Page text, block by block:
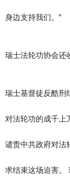
身边支持我们。”
瑞士法轮功协会还
瑞士基督徒反酷刑
对法轮功的成千上
谴责中共政府对法
求结束这场迫害。